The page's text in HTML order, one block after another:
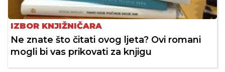
IZBOR KNJIŽNIČARA
Ne znate što čitati ovog ljeta? Ovi romani
mogli bi vas prikovati za knjigu